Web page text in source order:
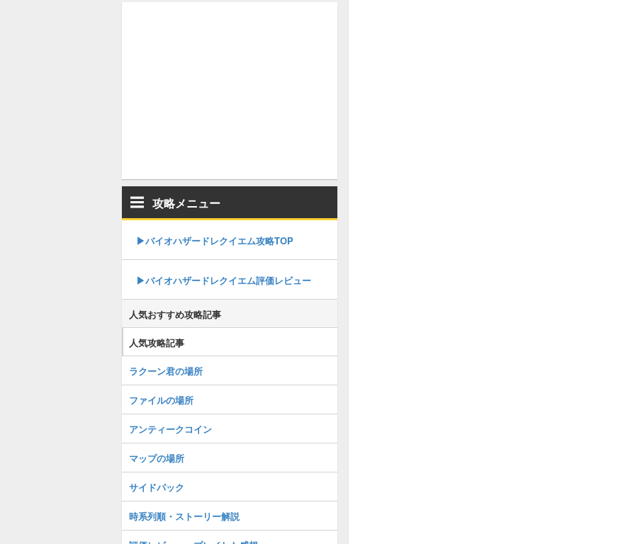
攻略メニュー
▶︎バイオハザードレクイエム攻略TOP
▶︎バイオハザードレクイエム評価レビュー
人気おすすめ攻略記事
人気攻略記事
ラクーン君の場所
ファイルの場所
アンティークコイン
マップの場所
サイドパック
時系列順・ストーリー解説